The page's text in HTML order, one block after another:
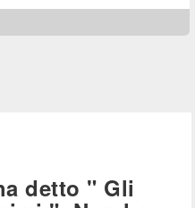
detto " Gli